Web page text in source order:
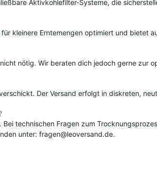
Aktivkohlefilter-Systeme, die
kleinere Erntemengen optimiert und bietet
nötig. Wir beraten dich jedoch gerne zur
Der Versand erfolgt in diskreten,
technischen Fragen zum
unter: fragen@leoversand.de.